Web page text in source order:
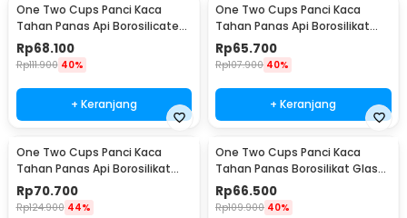
One Two Cups Panci Kaca
Tahan Panas Api Borosilicate
Glass Cooking Pot 600ml - W-
70
Rp68.100
Rp111.900 40%
+ Keranjang
One Two Cups Panci Kaca
Tahan Panas Api Borosilikat
Glass Cooking Pot 16cm - YWJ-
1265
Rp65.700
Rp107.900 40%
+ Keranjang
One Two Cups Panci Kaca
Tahan Panas Api Borosilikat
Glass Cooking Pot 15cm - YWJ-
1265
Rp70.700
Rp124.900 44%
One Two Cups Panci Kaca
Tahan Panas Borosilikat Glass
Cooking Pot 15cm - U-75
Rp66.500
Rp109.900 40%